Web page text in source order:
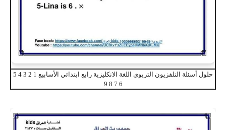
حلول أسئلة التلفزيون التربوي اللغة الانكليزية رابع ابتدائي الأسابيع 1 2 3 4 5
6 7 8 9